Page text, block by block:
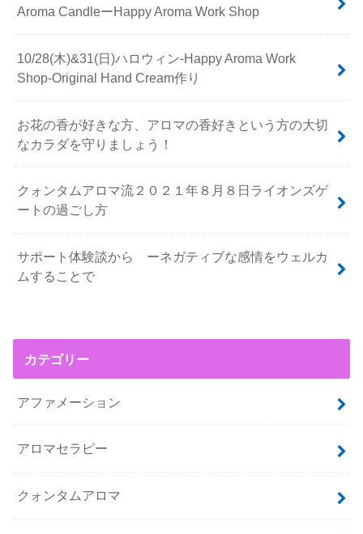
Aroma CandleーHappy Aroma Work Shop
10/28(木)&31(日)ハロウィン-Happy Aroma Work
Shop-Original Hand Cream作り
お花の香が好きな方、アロマの香好きという方の大切
なカラダを守りましょう！
クォンタムアロマ流２０２１年８月８日ライオンズゲ
ートの過ごし方
サポート体験談から ーネガティブな感情をウェルカ
ムすることで
カテゴリー
アファメーション
アロマセラピー
クォンタムアロマ